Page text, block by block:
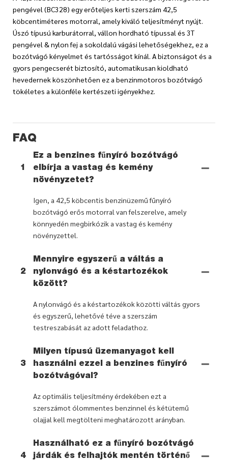
pengével (BC328) egy erőteljes kerti szerszám 42,5
köbcentiméteres motorral, amely kiváló teljesítményt nyújt.
Úszó típusú karburátorral, vállon hordható típussal és 3T
pengével & nylon fej a sokoldalú vágási lehetőségekhez, ez a
bozótvágó kényelmet és tartósságot kínál. A biztonságot és a
gyors pengecserét biztosító, automatikusan kioldható
hevedernek köszönhetően ez a benzinmotoros bozótvágó
tökéletes a különféle kertészeti igényekhez.
FAQ
1
Ez a benzines fűnyíró bozótvágó
elbírja a vastag és kemény
növényzetet?
Igen, a 42,5 köbcentis benzinüzemű fűnyíró
bozótvágó erős motorral van felszerelve, amely
könnyedén megbirkózik a vastag és kemény
növényzettel.
2
Mennyire egyszerű a váltás a
nylonvágó és a késtartozékok
között?
A nylonvágó és a késtartozékok közötti váltás gyors
és egyszerű, lehetővé téve a szerszám
testreszabását az adott feladathoz.
3
Milyen típusú üzemanyagot kell
használni ezzel a benzines fűnyíró
bozótvágóval?
Az optimális teljesítmény érdekében ezt a
szerszámot ólommentes benzinnel és kétütemű
olajjal kell megtölteni meghatározott arányban.
4
Használható ez a fűnyíró bozótvágó
járdák és felhajtók mentén történő